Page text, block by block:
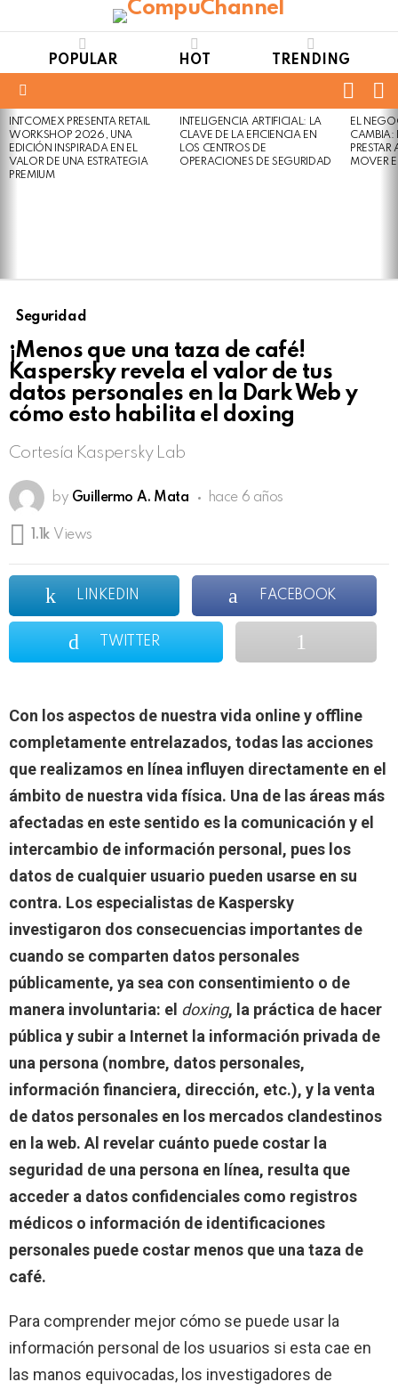
POPULAR HOT TRENDING
LATEST
STORIES
INTCOMEX PRESENTA RETAIL
WORKSHOP 2026, UNA
EDICIÓN INSPIRADA EN EL
VALOR DE UNA ESTRATEGIA
PREMIUM
INTELIGENCIA ARTIFICIAL: LA
CLAVE DE LA EFICIENCIA EN
LOS CENTROS DE
OPERACIONES DE SEGURIDAD
EL
CAMBIA:
MOVER
Seguridad
¡Menos que una taza de café!
Kaspersky revela el valor de tus
datos personales en la Dark Web y
cómo esto habilita el doxing
Cortesía Kaspersky Lab
by Guillermo A. Mata hace 6 años
1.1k Views
LINKEDIN FACEBOOK
TWITTER
Con los aspectos de nuestra vida online y offline
completamente entrelazados, todas las acciones
que realizamos en línea influyen directamente en el
ámbito de nuestra vida física. Una de las áreas más
afectadas en este sentido es la comunicación y el
intercambio de información personal, pues los
datos de cualquier usuario pueden usarse en su
contra. Los especialistas de Kaspersky
investigaron dos consecuencias importantes de
cuando se comparten datos personales
públicamente, ya sea con consentimiento o de
manera involuntaria: el doxing, la práctica de hacer
pública y subir a Internet la información privada de
una persona (nombre, datos personales,
información financiera, dirección, etc.), y la venta
de datos personales en los mercados clandestinos
en la web. Al revelar cuánto puede costar la
seguridad de una persona en línea, resulta que
acceder a datos confidenciales como registros
médicos o información de identificaciones
personales puede costar menos que una taza de
café.
Para comprender mejor cómo se puede usar la
información personal de los usuarios si esta cae en
las manos equivocadas, los investigadores de